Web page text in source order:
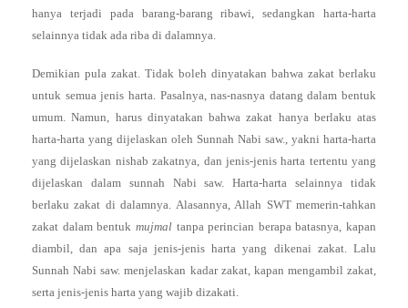
hanya terjadi pada barang-barang ribawi, sedangkan harta-harta
selainnya tidak ada riba di dalamnya.
Demikian pula zakat. Tidak boleh dinyatakan bahwa zakat berlaku
untuk semua jenis harta. Pasalnya, nas-nasnya datang dalam bentuk
umum. Namun, harus dinyatakan bahwa zakat hanya berlaku atas
harta-harta yang dijelaskan oleh Sunnah Nabi saw., yakni harta-harta
yang dijelaskan nishab zakatnya, dan jenis-jenis harta tertentu yang
dijelaskan dalam sunnah Nabi saw. Harta-harta selainnya tidak
berlaku zakat di dalamnya. Alasannya, Allah SWT memerin-tahkan
zakat dalam bentuk mujmaltanpa perincian berapa batasnya, kapan
diambil, dan apa saja jenis-jenis harta yang dikenai zakat. Lalu
Sunnah Nabi saw. menjelaskan kadar zakat, kapan mengambil zakat,
serta jenis-jenis harta yang wajib dizakati.